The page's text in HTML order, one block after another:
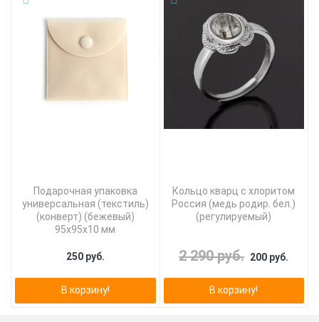
Подарочная упаковка
универсальная (текстиль)
(конверт) (бежевый)
95х95х10 мм
250 руб.
В корзину!
Кольцо кварц с хлоритом
Россия (медь родир. бел.)
(регулируемый)
2 290 руб. 200 руб.
В корзину!